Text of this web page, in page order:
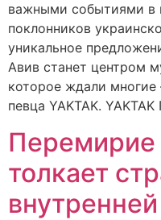
важными событиями в
поклонников
уникальное
Авив станет центром
которое ждали
певца YAKTAK.
Перемирие
толкает